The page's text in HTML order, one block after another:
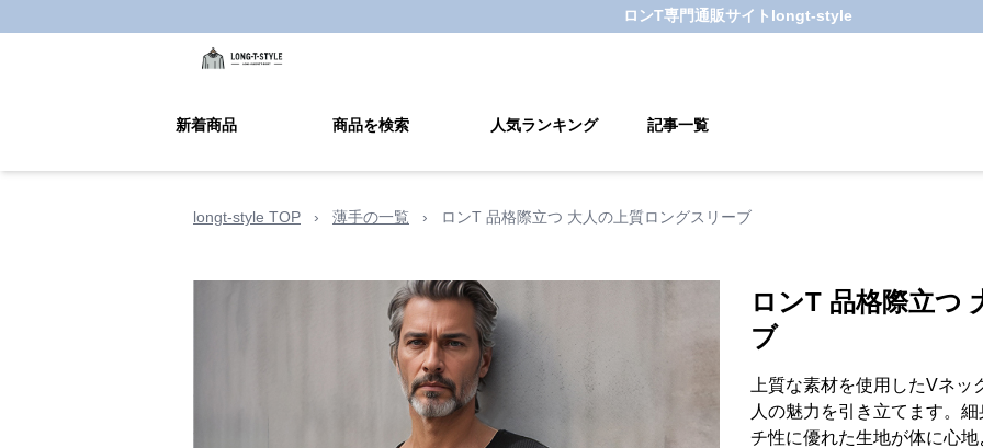
ロンT専門通販サイト longt-style
新着商品 商品を検索 人気ランキング 記事一覧
longt-style TOP › 薄手の一覧 › ロンT 品格際立つ 大人の上質ロングスリーブ
ロンT 品格際立つ
ブ
上質な素材を使用したVネ
人の魅力を引き立てます。
チ性に優れた生地が体に心